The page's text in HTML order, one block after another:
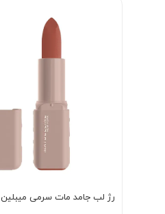
رژ لب جامد مات سرمی میبلین